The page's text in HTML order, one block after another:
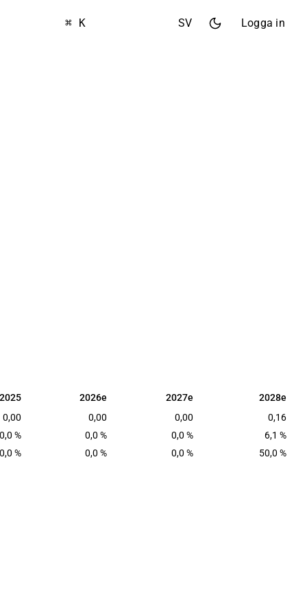
⌘ K SV Logga in
2025 2026e 2027e 2028e
2025 2026e 2027e
2028e
0,00 0,00 0,00
0,16
0,0 % 0,0 % 0,0 %
6,1 %
0,0 % 0,0 % 0,0 % 50,0 %